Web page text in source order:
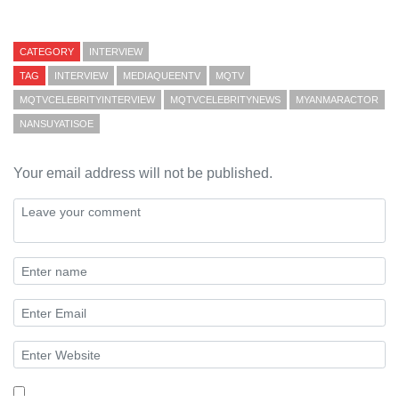
CATEGORY INTERVIEW
TAG INTERVIEW MEDIAQUEENTV MQTV
MQTVCELEBRITYINTERVIEW MQTVCELEBRITYNEWS MYANMARACTOR
NANSUYATISOE
Your email address will not be published.